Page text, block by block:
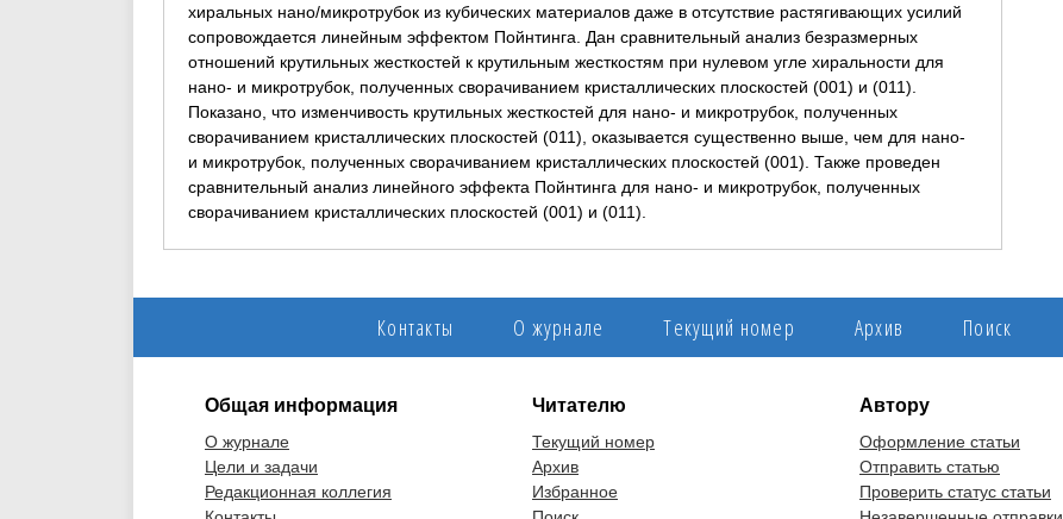
хиральных нано/микротрубок из кубических материалов даже в отсутствие растягивающих усилий
сопровождается линейным эффектом Пойнтинга. Дан сравнительный анализ безразмерных
отношений крутильных жесткостей к крутильным жесткостям при нулевом угле хиральности для
нано- и микротрубок, полученных сворачиванием кристаллических плоскостей (001) и (011).
Показано, что изменчивость крутильных жесткостей для нано- и микротрубок, полученных
сворачиванием кристаллических плоскостей (011), оказывается существенно выше, чем для нано-
и микротрубок, полученных сворачиванием кристаллических плоскостей (001). Также проведен
сравнительный анализ линейного эффекта Пойнтинга для нано- и микротрубок, полученных
сворачиванием кристаллических плоскостей (001) и (011).
Контакты О журнале Текущий номер Архив Поиск
Общая информация
О журнале
Цели и задачи
Редакционная коллегия
Читателю
Текущий номер
Архив
Избранное
Автору
Оформление статьи
Отправить статью
Проверить статус статьи